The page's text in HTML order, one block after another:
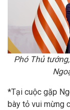
Phó Thủ
*Tại cuộc gặp
bày tỏ vui mừng